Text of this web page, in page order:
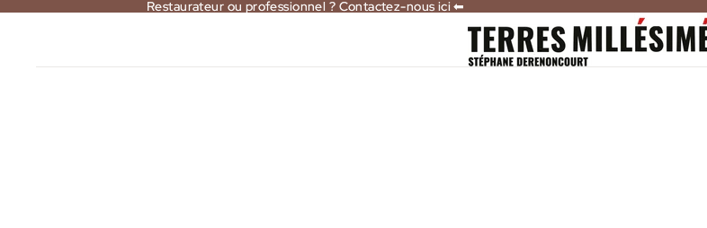
Restaurateur ou professionnel ? Contactez-nous ici ⬅
Restaurateur ou professionnel ? Contactez-nous ici ⬅